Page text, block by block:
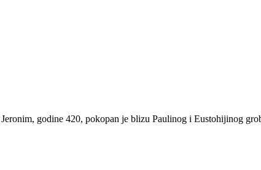
godine 420, pokopan je blizu Paulinog i Eustohijinog